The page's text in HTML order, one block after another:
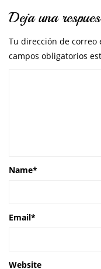
Deja una
Tu dirección de correo
campos obligatorios
Name*
Email*
Website